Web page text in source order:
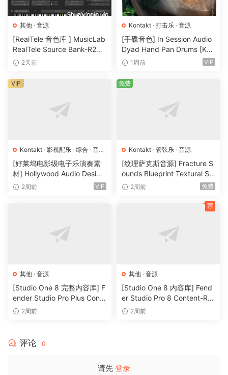
其他 · 音源
[RealTele 音色库 ] MusicLab
RealTele Source Bank-R2R
[WiN]（3.13GB）
2天前
Kontakt · 打击乐 · 音源
[手碟音色] In Session Audio
Dyad Hand Pan Drums [KO
NTAKT]（4.33GB）
1周前 VIP
Kontakt · 影视配乐 · 综合 · 音效
特殊· 音源
[好莱坞电影级电子乐演奏素
材] Hollywood Audio Design
FUTURE WORLDS [KONTAK
2周前 VIP
VIP
Kontakt · 管弦乐 · 音源
[纹理萨克斯音源] Fracture S
ounds Blueprint Textural Sa
x (Woodwind Experiments)
2周前 免费
免费
其他 · 音源
[Studio One 8 完整内容库] F
ender Studio Pro Plus Conte
nt 2026-R2R（166GB）
2周前
其他 · 音源
[Studio One 8 内容库] Fend
er Studio Pro 8 Content-R2
R（33.5GB）
2周前
荐
评论 0
请先 登录